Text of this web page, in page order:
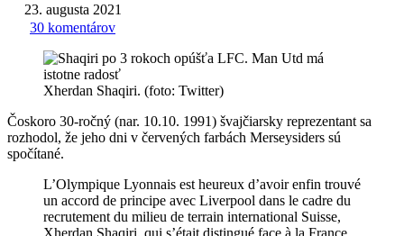
23. augusta 2021
30 komentárov
Xherdan Shaqiri. (foto: Twitter)
Čoskoro 30-ročný (nar. 10.10. 1991) švajčiarsky reprezentant sa
rozhodol, že jeho dni v červených farbách Merseysiders sú
spočítané.
L’Olympique Lyonnais est heureux d’avoir enfin trouvé
un accord de principe avec Liverpool dans le cadre du
recrutement du milieu de terrain international Suisse,
Xherdan Shaqiri, qui s’était distingué face à la France